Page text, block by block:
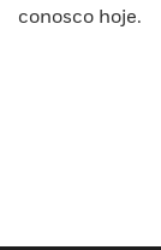
conosco hoje.